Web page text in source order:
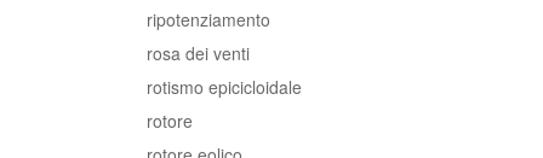
ripotenziamento
rosa dei venti
rotismo epicicloidale
rotore